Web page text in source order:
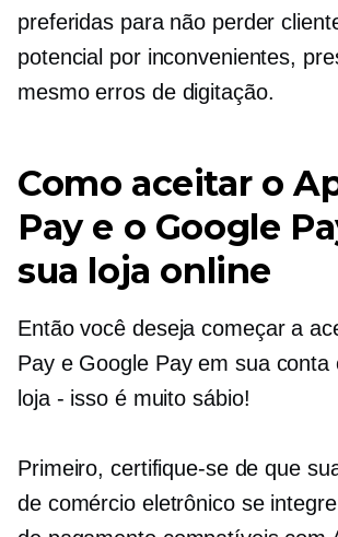
preferidas para não perder
potencial por inconvenientes,
mesmo erros de digitação.
Como aceitar o
Pay e o Google
sua loja online
Então você deseja começar a
Pay e Google Pay em sua conta
loja - isso émuito sábio!
Primeiro, certifique-se de que
de comércio eletrônico se